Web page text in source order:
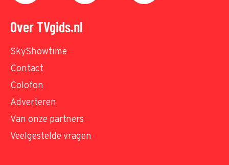
Over TVgids.nl
SkyShowtime
Contact
Colofon
Adverteren
Van onze partners
Veelgestelde vragen